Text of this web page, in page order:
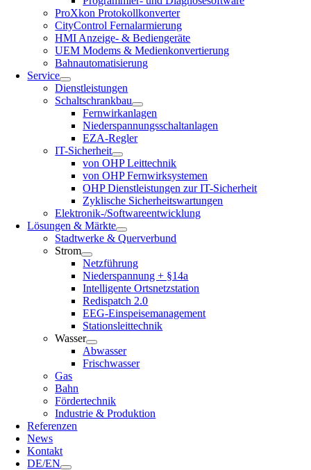
ProXkon Protokollkonverter
CityControl Fernalarmierung
HMI Anzeige- & Bediengeräte
UEM Modems & Medienkonvertierung
Bahnautomatisierung
Service
Dienstleistungen
Schaltschrankbau
Fernwirkanlagen
Niederspannungsschaltanlagen
EZA-Regler
IT-Sicherheit
von OHP Leittechnik
von OHP Fernwirksystemen
OHP Dienstleistungen zur IT-Sicherheit
Zyklische Sicherheitswartungen
Elektronik-/Softwareentwicklung
Lösungen & Märkte
Stadtwerke & Querverbund
Strom
Netzführung
Niederspannung + §14a
Intelligente Ortsnetzstation
Redispatch 2.0
EEG-Einspeisemanagement
Stationsleittechnik
Wasser
Abwasser
Frischwasser
Gas
Bahn
Fördertechnik
Industrie & Produktion
Referenzen
News
Kontakt
DE/EN